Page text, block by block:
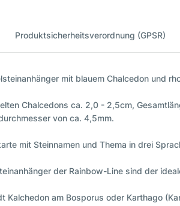
Produktsicherheitsverordnung (GPSR)
mit blauem Chalcedon und
Chalcedons ca. 2,0 - 2,5cm,
von ca. 4,5mm.
mit Steinnamen und Thema in drei
der Rainbow-Line sind der
Kalchedon am Bosporus oder Karthago